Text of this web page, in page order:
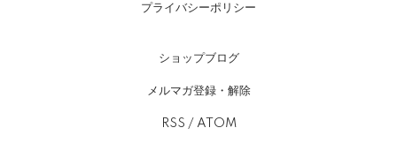
プライバシーポリシー
ショップブログ
メルマガ登録・解除
RSS / ATOM